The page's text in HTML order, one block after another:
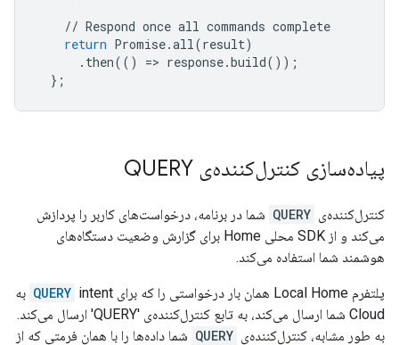
// Respond once all commands complete
return Promise.all(result)
. then(() => response.build());
};
پیاده‌سازی کنترل‌کننده‌ی QUERY
کنترل‌کننده‌ی QUERY شما در برنامه، درخواست‌های کاربر را پردازش
می‌کند و از SDK محلی Home برای گزارش وضعیت دستگاه‌های
هوشمند شما استفاده می‌کند.
پلتفرم Local Home همان بار درخواستی را که برای QUERY intent به
Cloud شما ارسال می‌کند، به تابع کنترل‌کننده‌ی 'QUERY' ارسال می‌کند.
به طور مشابه، کنترل‌کننده‌ی QUERY شما داده‌ها را با همان فرمتی که از